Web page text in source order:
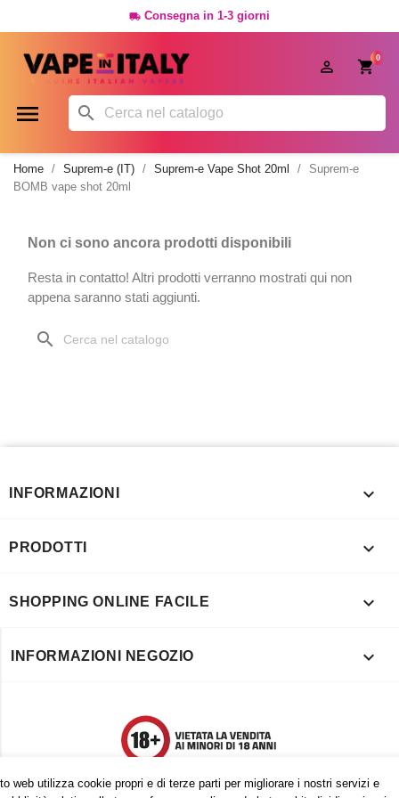
 Consegna in 1-3 giorni
0

 
Home Suprem-e (IT) Suprem-e Vape Shot 20ml
Suprem-e
BOMB vape shot 20ml
Non ci sono ancora prodotti disponibili
Resta in contatto! Altri prodotti verranno mostrati qui non
appena saranno stati aggiunti.

web utilizza cookie propri e di terze parti per migliorare i nostri servizi e
INFORMAZIONI 
PRODOTTI 
SHOPPING ONLINE FACILE 
INFORMAZIONI NEGOZIO 